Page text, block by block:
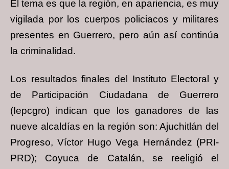
El tema es que la región, en apariencia, es muy
vigilada por los cuerpos policiacos y militares
presentes en Guerrero, pero aún así continúa
la criminalidad.
Los resultados finales del Instituto Electoral y
de Participación Ciudadana de Guerrero
(Iepcgro) indican que los ganadores de las
nueve alcaldías en la región son: Ajuchitlán del
Progreso, Víctor Hugo Vega Hernández (PRI-
PRD); Coyuca de Catalán, se reeligió el